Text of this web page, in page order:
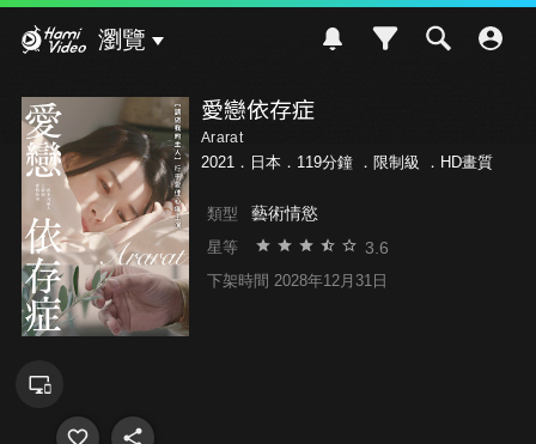
瀏覽
愛戀依存症
Ararat
2021．日本．119分鐘 ． 限制級 ．HD畫質
類型 藝術情慾
星等 3.6
下架時間 2028年12月31日